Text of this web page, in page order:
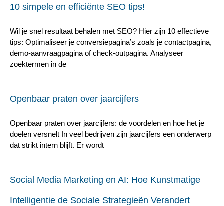
10 simpele en efficiënte SEO tips!
Wil je snel resultaat behalen met SEO? Hier zijn 10 effectieve
tips: Optimaliseer je conversiepagina’s zoals je contactpagina,
demo-aanvraagpagina of check-outpagina. Analyseer
zoektermen in de
Openbaar praten over jaarcijfers
Openbaar praten over jaarcijfers: de voordelen en hoe het je
doelen versnelt In veel bedrijven zijn jaarcijfers een onderwerp
dat strikt intern blijft. Er wordt
Social Media Marketing en AI: Hoe Kunstmatige
Intelligentie de Sociale Strategieën Verandert